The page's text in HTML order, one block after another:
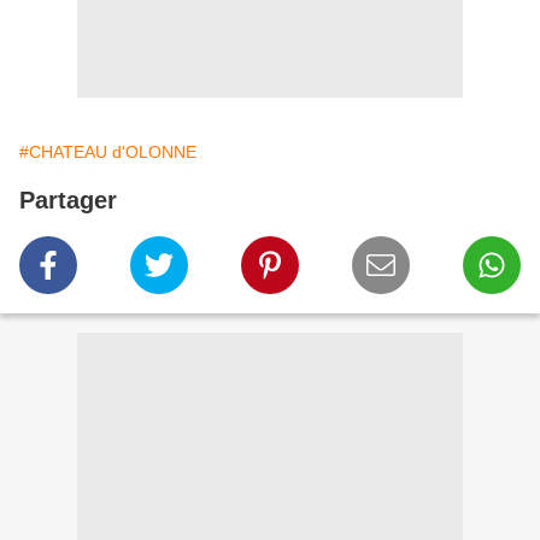
#CHATEAU d'OLONNE
Partager